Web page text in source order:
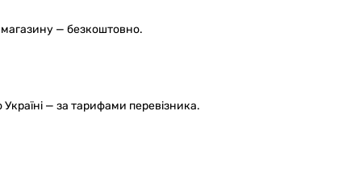
— безкоштовно.
— за тарифами перевізника.